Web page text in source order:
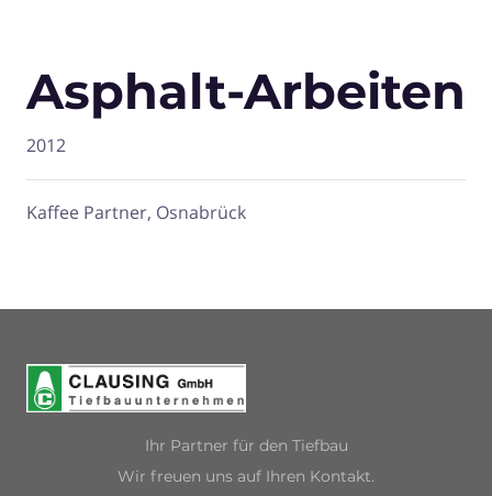
Asphalt-Arbeiten
2012
Kaffee Partner, Osnabrück
Ihr Partner für den Tiefbau
Wir freuen uns auf Ihren Kontakt.